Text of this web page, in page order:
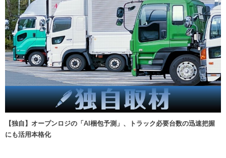
【独自】オープンロジの「AI梱包予測」、トラック必要台数の迅速把握
にも活用本格化